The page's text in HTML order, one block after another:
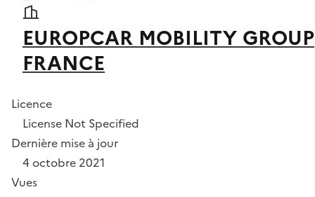
EUROPCAR MOBILITY GROUP
FRANCE
Licence
License Not Specified
Dernière mise à jour
4 octobre 2021
Vues